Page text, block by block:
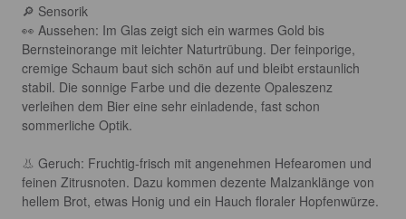
🔎 Sensorik
👀 Aussehen: Im Glas zeigt sich ein warmes Gold bis
Bernsteinorange mit leichter Naturtrübung. Der feinporige,
cremige Schaum baut sich schön auf und bleibt erstaunlich
stabil. Die sonnige Farbe und die dezente Opaleszenz
verleihen dem Bier eine sehr einladende, fast schon
sommerliche Optik.
👃 Geruch: Fruchtig-frisch mit angenehmen Hefearomen und
feinen Zitrusnoten. Dazu kommen dezente Malzanklänge von
hellem Brot, etwas Honig und ein Hauch floraler Hopfenwürze.